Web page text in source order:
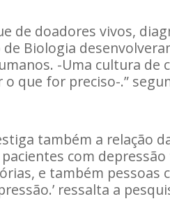
de doadores vivos,
Biologia
-Uma cultura de
que for preciso-.”
também a relação
com
e também pessoas
ressalta a